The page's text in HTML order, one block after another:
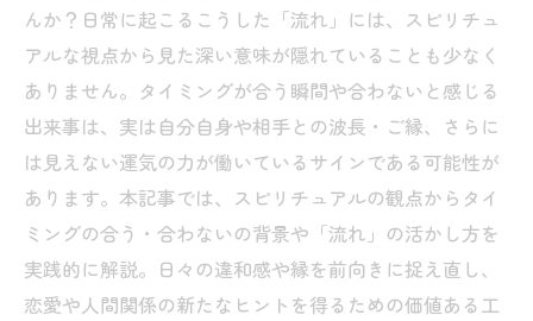
んか？日常に起こるこうした「流れ」には、スピリチュ
アルな視点から見た深い意味が隠れていることも少なく
ありません。タイミングが合う瞬間や合わないと感じる
出来事は、実は自分自身や相手との波長・ご縁、さらに
は見えない運気の力が働いているサインである可能性が
あります。本記事では、スピリチュアルの観点からタイ
ミングの合う・合わないの背景や「流れ」の活かし方を
実践的に解説。日々の違和感や縁を前向きに捉え直し、
恋愛や人間関係の新たなヒントを得るための価値ある工